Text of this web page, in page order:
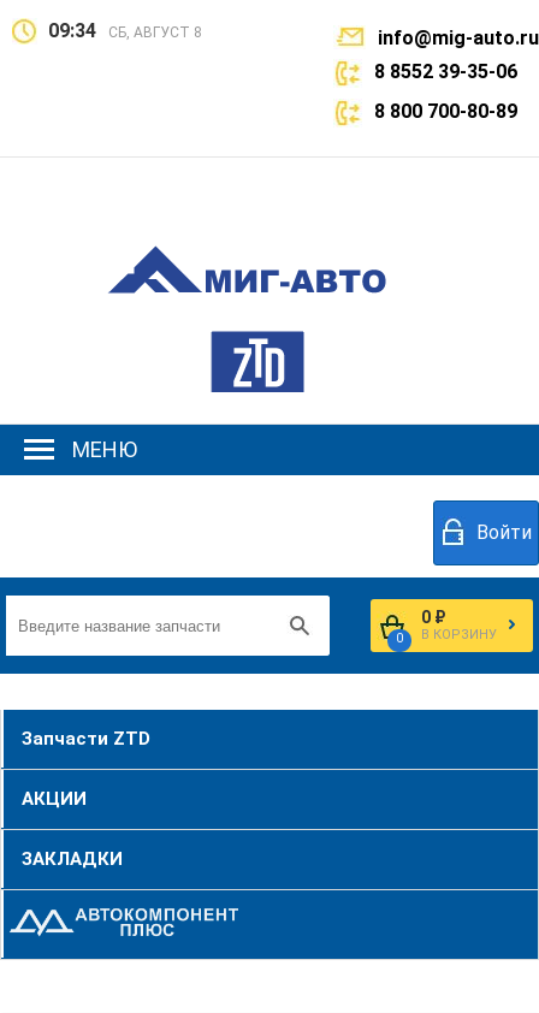
09:34 СБ, АВГУСТ 8
info@mig-auto.ru
8 8552 39-35-06
8 800 700-80-89
МЕНЮ
Войти
0
0 ₽
В КОРЗИНУ
Запчасти ZTD
АКЦИИ
ЗАКЛАДКИ